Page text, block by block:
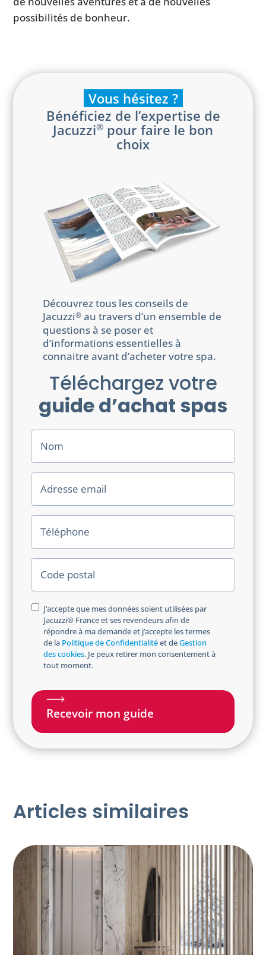
possibilités de bonheur.
Vous hésitez ?
Bénéficiez de l’expertise de
Jacuzzi® pour faire le bon
choix
Découvrez tous les conseils de
Jacuzzi® au travers d’un ensemble de
questions à se poser et
d’informations essentielles à
connaitre avant d’acheter votre spa.
Téléchargez votre
guide d’achat spas
N
m
E
m
a
l
T
l
é
h
o
n
C
d
e
o
J’accepte que mes données soient utilisées par
Jacuzzi® France et ses revendeurs afin de
répondre à ma demande et j’accepte les termes
de la Politique de Confidentialitéet deGestion
des cookies. Je peux retirer mon consentement à
tout moment.
Articles similaires